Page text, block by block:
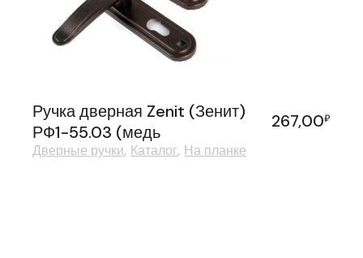
Ручка дверная Zenit (Зенит)
РФ1-55.03 (медь
267,00₽
Дверные ручки Каталог На планке